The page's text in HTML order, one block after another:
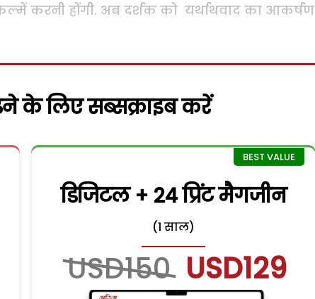
करनी होंगी. अब दर्शक को यर्थाथवाद का आकर्षण
के लिए सब्सक्राइब करें
डिजिटल + 24 प्रिंट मैगजीन
(1 साल)
USD150 USD129